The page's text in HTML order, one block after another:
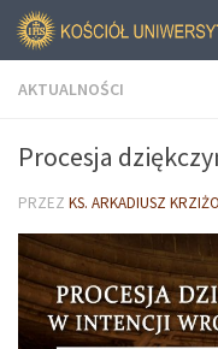
AKTUALNOŚCI
Procesja
PRZEZ KS. ARKADIUSZ